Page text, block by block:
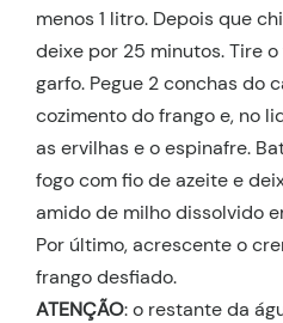
menos 1 litro. Depois que
deixe por 25 minutos. Tire
garfo. Pegue 2 conchas do
cozimento do frango e, no
as ervilhas e o espinafre.
fogo com fio de azeite e
amido de milho dissolvido
Por último, acrescente o
frango desfiado.
ATENÇÃO: o restante da